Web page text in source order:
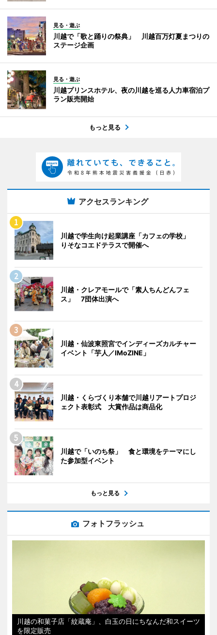
見る・遊ぶ
川越で「歌と踊りの祭典」 川越百万灯夏まつりの
ステージ企画
見る・遊ぶ
川越プリンスホテル、夜の川越を巡る人力車宿泊プ
ラン販売開始
もっと見る
アクセスランキング
川越で学生向け起業講座「カフェの学校」
りそなコエドテラスで開催へ
川越・クレアモールで「素人ちんどんフェ
ス」 7団体出演へ
川越・仙波東照宮でインディーズカルチャー
イベント「芋人／IMoZINE」
川越・くらづくり本舗で川越リアートプロジ
ェクト表彰式 大賞作品は商品化
川越で「いのち祭」 食と環境をテーマにし
た参加型イベント
もっと見る
フォトフラッシュ
川越の和菓子店「紋蔵庵」、白玉の日にちなんだ和スイーツ
を限定販売